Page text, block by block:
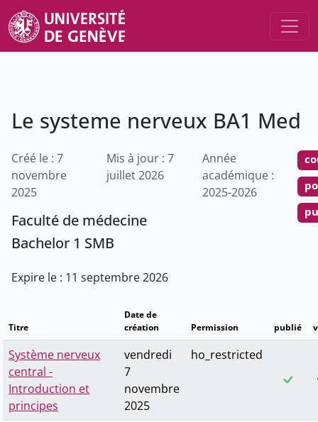
Le systeme nerveux BA1 Med
Créé le : 7
novembre
2025
Mis à jour : 7
juillet 2026
Année
académique :
2025-2026
Faculté de médecine
Bachelor 1 SMB
Expire le : 11 septembre 2026
Titre
Date de
création
Permission publié
Système nerveux
central -
Introduction et
principes
vendredi
7
novembre
2025
ho_restricted